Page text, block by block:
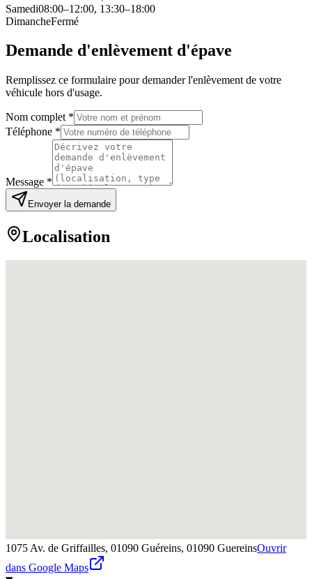
Samedi08:00–12:00, 13:30–18:00
DimancheFermé
Demande d'enlèvement d'épave
Remplissez ce formulaire pour demander l'enlèvement de votre
véhicule hors d'usage.
Nom complet *
Téléphone *
Message *
Envoyer la demande
Localisation
1075 Av. de Griffailles, 01090 Guéreins, 01090 GuereinsOuvrir
dans Google Maps